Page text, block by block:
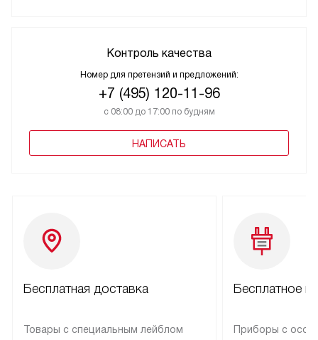
Контроль качества
Номер для претензий и предложений:
+7 (495) 120-11-96
с 08:00 до 17:00 по будням
НАПИСАТЬ
Бесплатная доставка
Товары с специальным лейблом
Бесплатное
Приборы с